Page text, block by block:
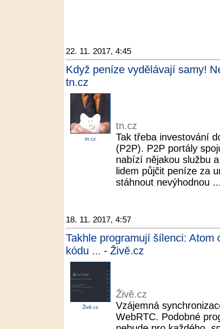
22. 11. 2017, 4:45
Když peníze vydělávají samy!
tn.cz
tn.cz
tn.cz
Tak třeba investování
(P2P). P2P portály
nabízí nějakou službu
lidem půjčit peníze za
stáhnout nevýhodnou
18. 11. 2017, 4:57
Takhle programují šílenci: Atom
kódu ... - Živě.cz
Živě.cz
Živě.cz
Vzájemná
WebRTC. Podobné